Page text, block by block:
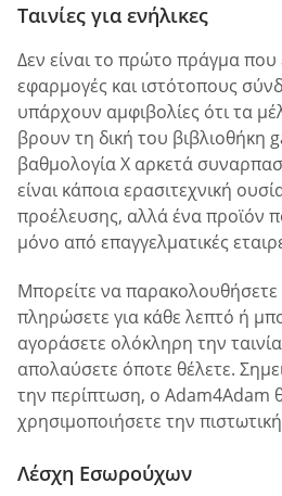
Ταινίες για ενήλικες
Δεν είναι το πρώτο πράγμα που
εφαρμογές και ιστότοπους
υπάρχουν αμφιβολίες ότι τα
βρουν τη δική του βιβλιοθήκη
βαθμολογία Χ αρκετά
είναι κάποια ερασιτεχνική
προέλευσης, αλλά ένα προϊόν
μόνο από επαγγελματικές
Μπορείτε να παρακολουθήσετε
πληρώσετε για κάθε λεπτό ή
αγοράσετε ολόκληρη την
απολαύσετε όποτε θέλετε.
την περίπτωση, ο Adam4Adam
χρησιμοποιήσετε την
Λέσχη Εσωρούχων